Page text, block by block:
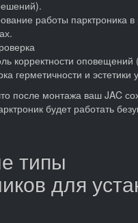
работы парктроника
корректности оповещений
герметичности и эстетики
после монтажа ваш JAC
будет работать
типы
для